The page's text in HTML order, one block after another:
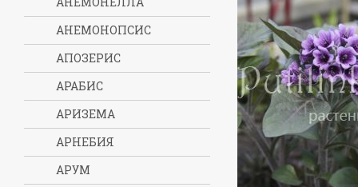
АНЕМОНОПСИС
АПОЗЕРИС
АРАБИС
АРИЗЕМА
АРНЕБИЯ
АРУМ